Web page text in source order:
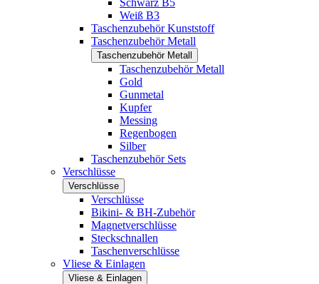
Schwarz B5
Weiß B3
Taschenzubehör Kunststoff
Taschenzubehör Metall
Taschenzubehör Metall
Taschenzubehör Metall
Gold
Gunmetal
Kupfer
Messing
Regenbogen
Silber
Taschenzubehör Sets
Verschlüsse
Verschlüsse
Verschlüsse
Bikini- & BH-Zubehör
Magnetverschlüsse
Steckschnallen
Taschenverschlüsse
Vliese & Einlagen
Vliese & Einlagen